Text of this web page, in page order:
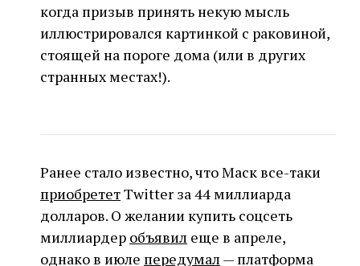
когда призыв принять некую мысль
иллюстрировался картинкой с раковиной,
стоящей на пороге дома (или в других
странных местах!).
Ранее стало известно, что Маск все-таки
приобрететTwitter за 44 миллиарда
долларов. О желании купить соцсеть
миллиардер объявил еще в апреле,
однако в июле передумал — платформа